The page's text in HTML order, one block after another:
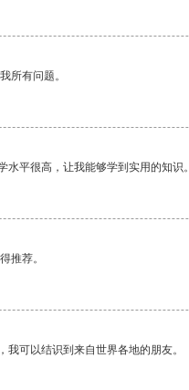
所有问题。
平很高，让我能够学到实用的知识。
推荐。
可以结识到来自世界各地的朋友。